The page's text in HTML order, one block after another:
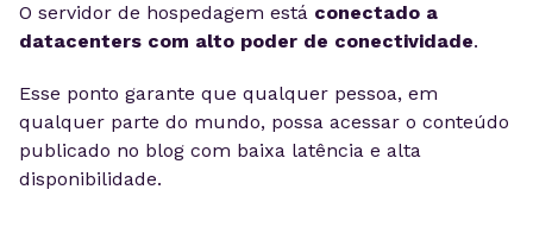
O servidor de hospedagem está conectado a
datacenters com alto poder de conectividade.
Esse ponto garante que qualquer pessoa, em
qualquer parte do mundo, possa acessar o conteúdo
publicado no blog com baixa latência e alta
disponibilidade.